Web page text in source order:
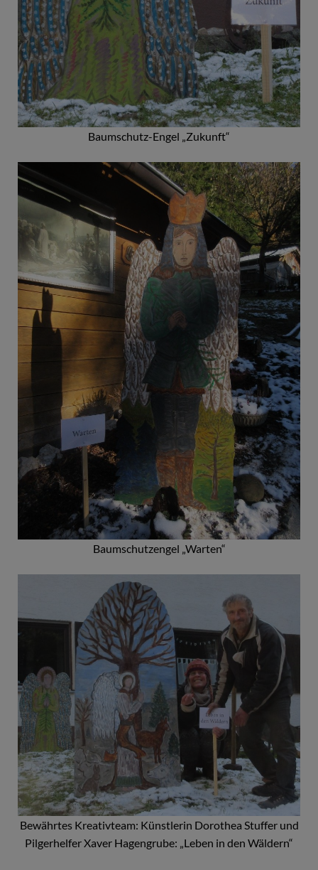
Baumschutz-Engel „Zukunft“
Baumschutzengel „Warten“
Bewährtes Kreativteam: Künstlerin Dorothea Stuffer und
Pilgerhelfer Xaver Hagengrube: „Leben in den Wäldern“